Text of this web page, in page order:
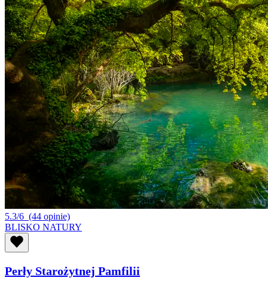
5.3/6 (44 opinie)
BLISKO NATURY
Perły Starożytnej Pamfilii